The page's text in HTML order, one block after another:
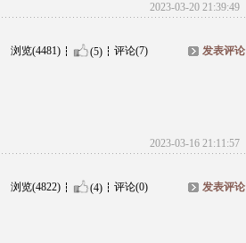
2023-03-20 21:39:49
浏览(4481) (5) 评论(7) 发表评论
2023-03-16 21:11:57
浏览(4822) (4) 评论(0) 发表评论